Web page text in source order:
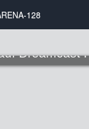
128
Dreamcast